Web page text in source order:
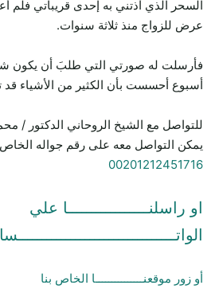
السحر الذي آذتني به إحدى قريباتي فلم
عرض للزواج منذ ثلاثة سنوات.
فأرسلت له صورتي التي طلبَ أن يكون
أسبوع أحسست بأن الكثير من الأشياء
للتواصل مع الشيخ الروحاني الدكتور /
يمكن التواصل معه على رقم جواله
00201212451716
او راسلنـــــــــــــــــا علي
أو زور موقعنـــــــــــــــا الخاص بنا